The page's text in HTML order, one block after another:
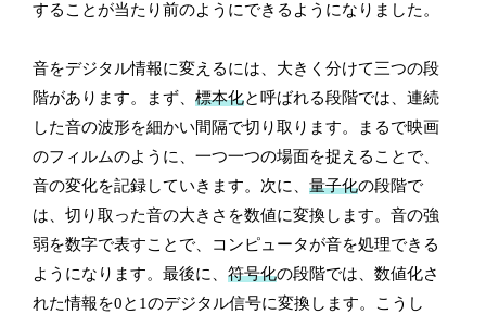
することが当たり前のようにできるようになりました。
音をデジタル情報に変えるには、大きく分けて三つの段
階があります。まず、標本化と呼ばれる段階では、連続
した音の波形を細かい間隔で切り取ります。まるで映画
のフィルムのように、一つ一つの場面を捉えることで、
音の変化を記録していきます。次に、量子化の段階で
は、切り取った音の大きさを数値に変換します。音の強
弱を数字で表すことで、コンピュータが音を処理できる
ようになります。最後に、符号化の段階では、数値化さ
れた情報を0と1のデジタル信号に変換します。こうし